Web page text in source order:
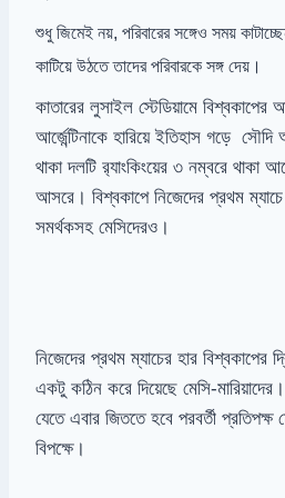
শুধু জিমেই নয়, পরিবারের সঙ্গেও সময়
কাটিয়ে উঠতে তাদের পরিবারকে সঙ্গ দেয়।
কাতারের লুসাইল স্টেডিয়ামে বিশ্বকাপের
আর্জেন্টিনাকে হারিয়ে ইতিহাস গড়ে
থাকা দলটি র‍্যাংকিংয়ের ৩ নম্বরে থাকা
আসরে। বিশ্বকাপে নিজেদের প্রথম
সমর্থকসহ মেসিদেরও।
নিজেদের প্রথম ম্যাচের হার বিশ্বকাপের
একটু কঠিন করে দিয়েছে মেসি-মারিয়াদের।
যেতে এবার জিততে হবে পরবর্তী প্রতিপক্ষ
বিপক্ষে।